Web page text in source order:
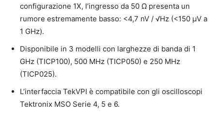
configurazione 1X, l’ingresso da 50 Ω presenta un
rumore estremamente basso: <4,7 nV / √Hz (<150 μV a
1 GHz).
Disponibile in 3 modelli con larghezze di banda di 1
GHz (TICP100), 500 MHz (TICP050) e 250 MHz
(TICP025).
L’interfaccia TekVPI è compatibile con gli oscilloscopi
Tektronix MSO Serie 4, 5 e 6.